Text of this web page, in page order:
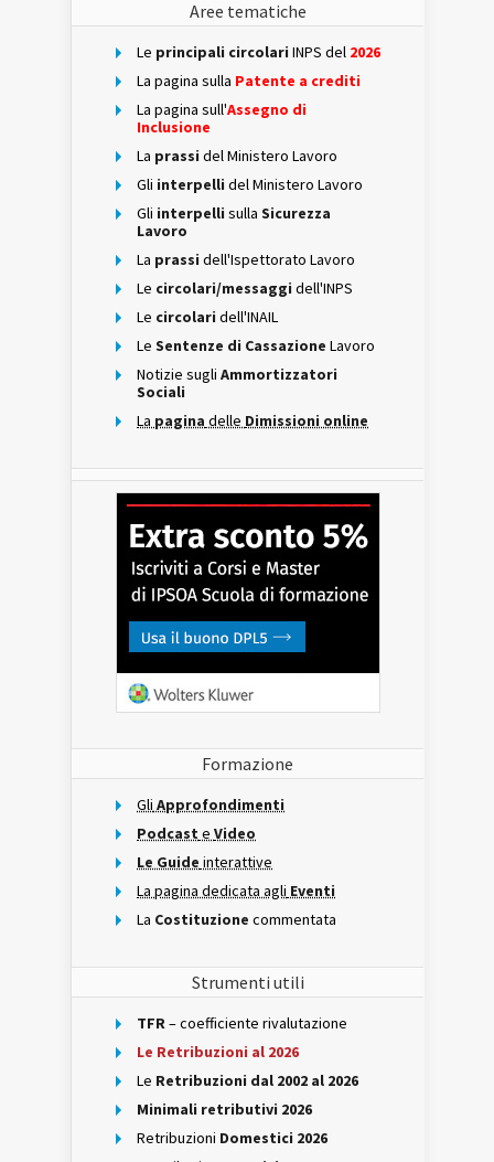
Aree tematiche
Le principali circolari INPS del 2026
La pagina sulla Patente a crediti
La pagina sull'Assegno di
Inclusione
La prassi del Ministero Lavoro
Gli interpelli del Ministero Lavoro
Gli interpelli sulla Sicurezza
Lavoro
La prassi dell'Ispettorato Lavoro
Le circolari/messaggi dell'INPS
Le circolari dell'INAIL
Le Sentenze di Cassazione Lavoro
Notizie sugli Ammortizzatori
Sociali
La pagina delle Dimissioni online
Formazione
Gli Approfondimenti
Podcast e Video
Le Guide interattive
La pagina dedicata agli Eventi
La Costituzione commentata
Strumenti utili
TFR– coefficiente rivalutazione
Le Retribuzioni al 2026
Le Retribuzioni dal 2002 al 2026
Minimali retributivi 2026
Retribuzioni Domestici 2026